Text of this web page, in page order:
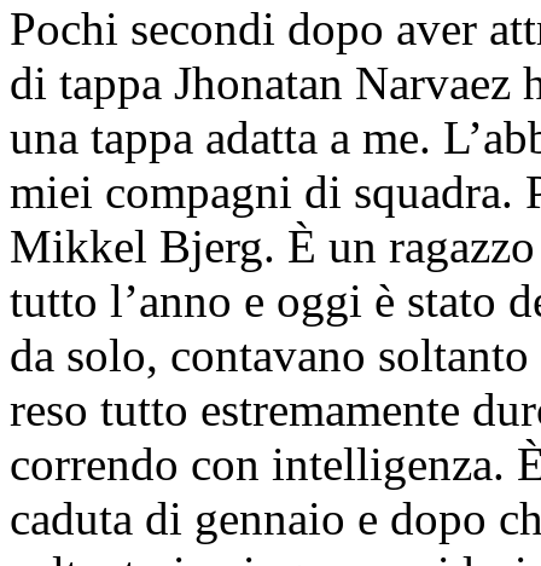
Pochi secondi dopo aver
di tappa Jhonatan Narvaez
una tappa adatta a me.
miei compagni di squadra.
Mikkel Bjerg. È un
tutto l’anno e oggi è stato
da solo, contavano
reso tutto estremamente
correndo con intelligenza.
caduta di gennaio e dopo